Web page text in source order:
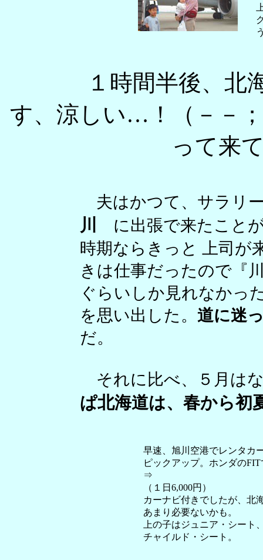
１時間半後、北
す、涼しい…！（－
って来
夫はかつて、サラリ
川
に出張で来たこと
時期ならきっと 上司
きは仕事だったので『
ぐらいしか見れなかっ
を思い出した。 道に迷
だ。
それに比べ、５月は
ぱ北海道は、春から初
早速、旭川空港でレンタカ
ピックアップ。ホンダの
⇒
（１日6,000円）
カーナビ付きでしたが、北
あまり必要ないかも。
上の子はジュニア・シート
チャイルド・シート。